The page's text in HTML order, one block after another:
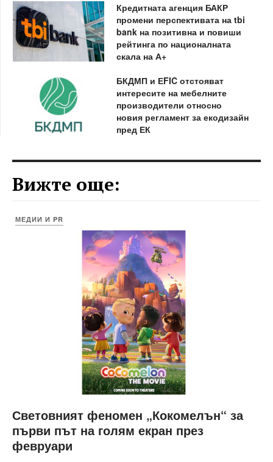
Кредитната агенция БАКР
промени перспективата на tbi
bank на позитивна и повиши
рейтинга по националната
скала на А+
БКДМП и ЕFIC отстояват
интересите на мебелните
производители относно
новия регламент за екодизайн
пред ЕК
Вижте още:
МЕДИИ И PR
Световният феномен „Кокомелън“ за
първи път на голям екран през
февруари